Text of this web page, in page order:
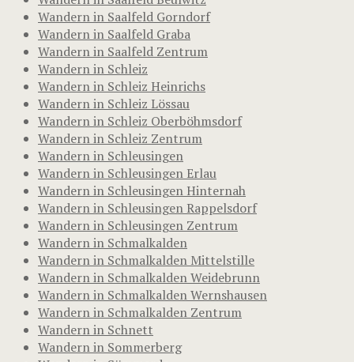
Wandern in Saalfeld Gorndorf
Wandern in Saalfeld Graba
Wandern in Saalfeld Zentrum
Wandern in Schleiz
Wandern in Schleiz Heinrichs
Wandern in Schleiz Lössau
Wandern in Schleiz Oberböhmsdorf
Wandern in Schleiz Zentrum
Wandern in Schleusingen
Wandern in Schleusingen Erlau
Wandern in Schleusingen Hinternah
Wandern in Schleusingen Rappelsdorf
Wandern in Schleusingen Zentrum
Wandern in Schmalkalden
Wandern in Schmalkalden Mittelstille
Wandern in Schmalkalden Weidebrunn
Wandern in Schmalkalden Wernshausen
Wandern in Schmalkalden Zentrum
Wandern in Schnett
Wandern in Sommerberg